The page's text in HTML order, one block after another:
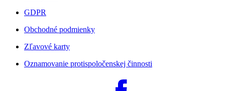
GDPR
Obchodné podmienky
Zľavové karty
Oznamovanie protispoločenskej činnosti